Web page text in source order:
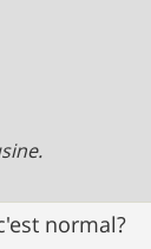
normal?